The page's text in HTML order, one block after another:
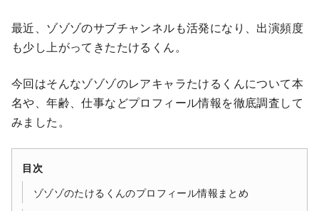
最近、ゾゾゾのサブチャンネルも活発になり、出演頻度
も少し上がってきたたけるくん。
今回はそんなゾゾゾのレアキャラたけるくんについて本
名や、年齢、仕事などプロフィール情報を徹底調査して
みました。
目次
ゾゾゾのたけるくんのプロフィール情報まとめ